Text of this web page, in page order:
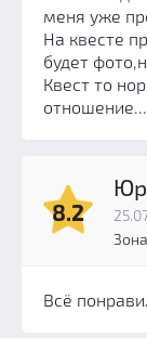
меня уже
На квесте
будет
Квест то
8.2
Зона
Всё